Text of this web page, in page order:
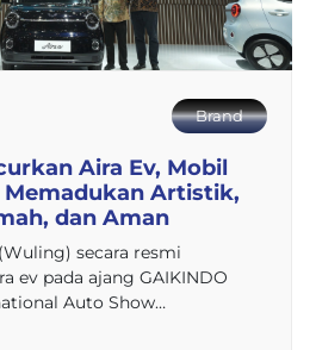
Brand
Aira Ev, Mobil
Artistik,
dan Aman
secara resmi
ev pada ajang GAIKINDO
Auto Show…